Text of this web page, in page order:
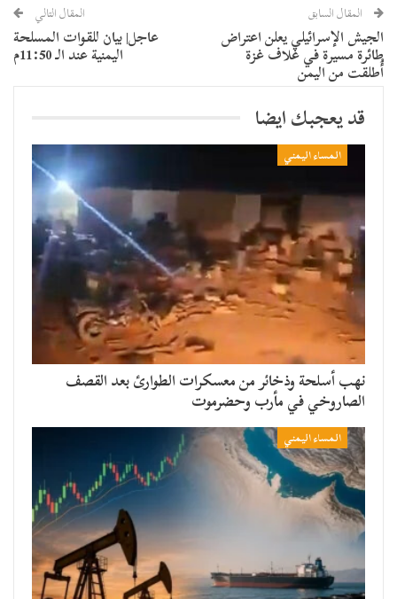
المقال السابق
الجيش الإسرائيلي يعلن اعتراض
طائرة مسيرة في غلاف غزة
أُطلقت من اليمن
المقال التالي
عاجل| بيان للقوات المسلحة
اليمنية عند الـ 11:50م
قد يعجبك ايضا
المساء اليمني
نهب أسلحة وذخائر من معسكرات الطوارئ بعد القصف
الصاروخي في مأرب وحضرموت
المساء اليمني